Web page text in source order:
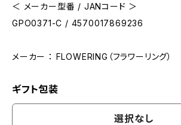
＜ メーカー型番 / JANコード ＞
GPO0371-C / 4570017869236
メーカー ： FLOWERING（フラワーリング）
ギフト包装
選択なし